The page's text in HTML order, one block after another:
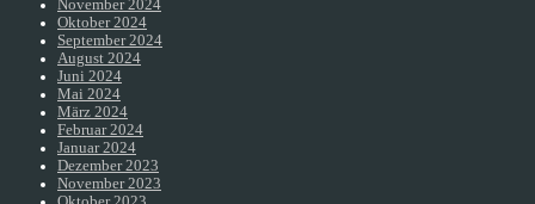
November 2024
Oktober 2024
September 2024
August 2024
Juni 2024
Mai 2024
März 2024
Februar 2024
Januar 2024
Dezember 2023
November 2023